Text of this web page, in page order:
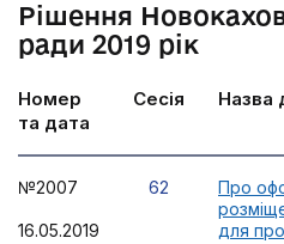
Рішення
ради 2019 рік
Номер
та дата
Сесія Назва
№2007
16.05.2019
62
Про
для